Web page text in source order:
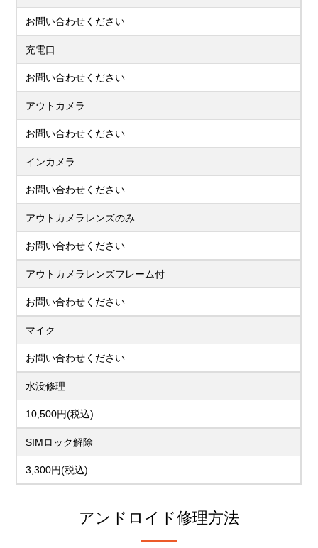
お問い合わせください
充電口
お問い合わせください
アウトカメラ
お問い合わせください
インカメラ
お問い合わせください
アウトカメラレンズのみ
お問い合わせください
アウトカメラレンズフレーム付
お問い合わせください
マイク
お問い合わせください
水没修理
10,500円(税込)
SIMロック解除
3,300円(税込)
アンドロイド修理方法